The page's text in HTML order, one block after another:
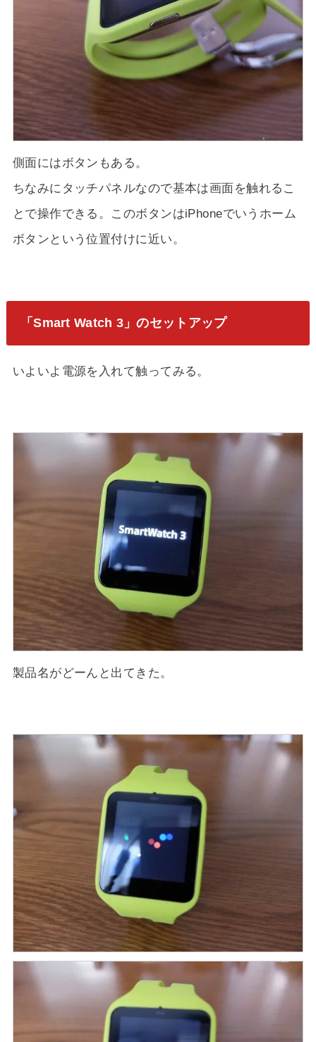
側面にはボタンもある。
ちなみにタッチパネルなので基本は画面を触れるこ
とで操作できる。このボタンはiPhoneでいうホーム
ボタンという位置付けに近い。
「Smart Watch 3」のセットアップ
いよいよ電源を入れて触ってみる。
製品名がどーんと出てきた。